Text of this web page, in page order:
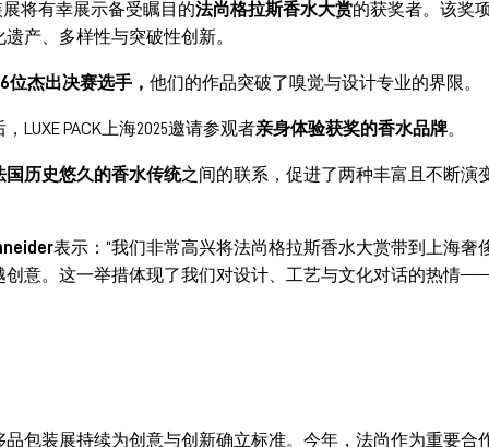
将有幸展示备受瞩目的法尚格拉斯香水大赏的获奖者。该奖
产、多样性与突破性创新。
位杰出决赛选手， 他们的作品突破了嗅觉与设计专业的界限。
，LUXE PACK上海2025邀请参观者亲身体验获奖的香水品牌。
历史悠久的香水传统之间的联系，促进了两种丰富且不断演
表示：“我们非常高兴将法尚格拉斯香水大赏带到上海奢
意。这一举措体现了我们对设计、工艺与文化对话的热情
包装展持续为创意与创新确立标准。今年，法尚作为重要合